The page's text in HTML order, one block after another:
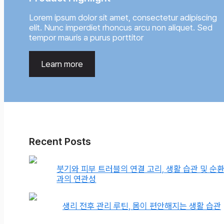
Lorem ipsum dolor sit amet, consectetur adipiscing
elit. Nunc imperdiet rhoncus arcu non aliquet. Sed
tempor mauris a purus porttitor
Learn more
Recent Posts
붓기와 피부 트러블의 연결 고리, 생활 습관 및 순
과의 연관성
생리 전후 관리 루틴, 몸이 편안해지는 생활 습관